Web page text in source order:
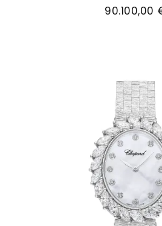
90.100,00